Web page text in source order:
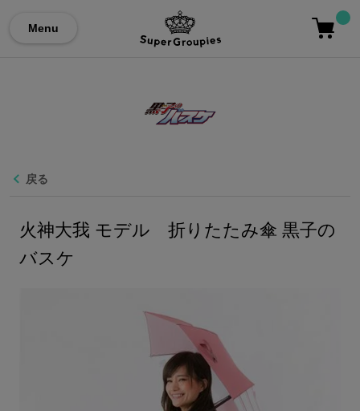
Menu
戻る
火神大我 モデル 折りたたみ傘 黒子の
バスケ